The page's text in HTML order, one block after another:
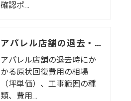
確認ポ…
アパレル店舗の退去・原状回復完全ガイド｜費用相場・工事範囲・費用を抑えるコツを徹底解説
アパレル店舗の退去時にか
かる原状回復費用の相場
（坪単価）、工事範囲の種
類、費用…